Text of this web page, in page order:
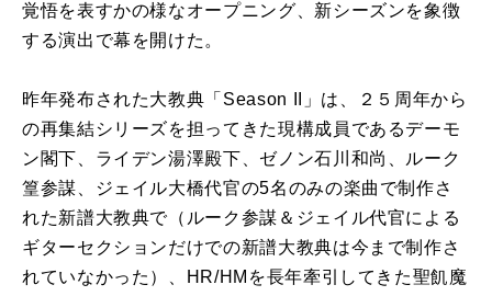
覚悟を表すかの様なオープニング、新シーズンを象徴
する演出で幕を開けた。
昨年発布された大教典「Season II」は、２５周年から
の再集結シリーズを担ってきた現構成員であるデーモ
ン閣下、ライデン湯澤殿下、ゼノン石川和尚、ルーク
篁参謀、ジェイル大橋代官の5名のみの楽曲で制作さ
れた新譜大教典で（ルーク参謀＆ジェイル代官による
ギターセクションだけでの新譜大教典は今まで制作さ
れていなかった）、HR/HMを長年牽引してきた聖飢魔